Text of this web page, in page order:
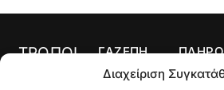
Διαχείριση
ΤΡΟΠΟΙ
ΠΛΗΡΩΜΗΣ
ΓΑΖΕΠΗ
Αρχική
Όροι